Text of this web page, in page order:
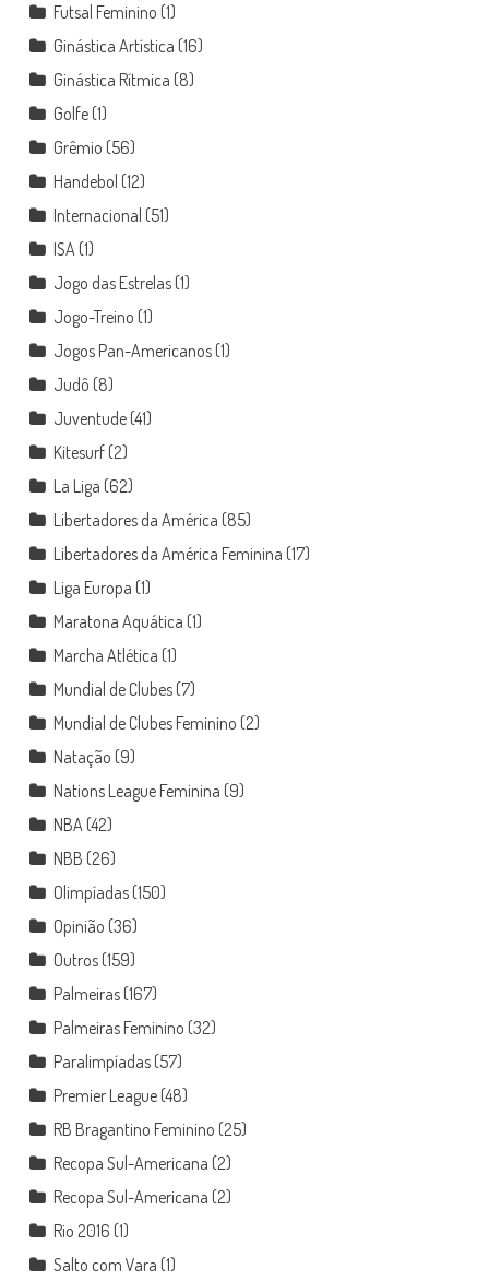
Futsal Feminino (1)
Ginástica Artística (16)
Ginástica Rítmica (8)
Golfe(1)
Grêmio (56)
Handebol (12)
Internacional (51)
ISA(1)
Jogo das Estrelas(1)
Jogo-Treino (1)
Jogos Pan-Americanos(1)
Judô (8)
Juventude(41)
Kitesurf(2)
La Liga (62)
Libertadores da América (85)
Libertadores da América Feminina (17)
Liga Europa (1)
Maratona Aquática (1)
Marcha Atlética (1)
Mundial de Clubes(7)
Mundial de Clubes Feminino (2)
Natação (9)
Nations League Feminina (9)
NBA(42)
NBB (26)
Olimpíadas(150)
Opinião (36)
Outros(159)
Palmeiras(167)
Palmeiras Feminino (32)
Paralimpíadas(57)
Premier League(48)
RB Bragantino Feminino (25)
Recopa Sul-Americana (2)
Recopa Sul-Americana (2)
Rio 2016 (1)
Salto com Vara (1)